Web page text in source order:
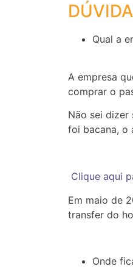
Qual a
A empresa
comprar o
Não sei dizer
foi bacana, o
Clique aqui
Em maio de
transfer do
Onde